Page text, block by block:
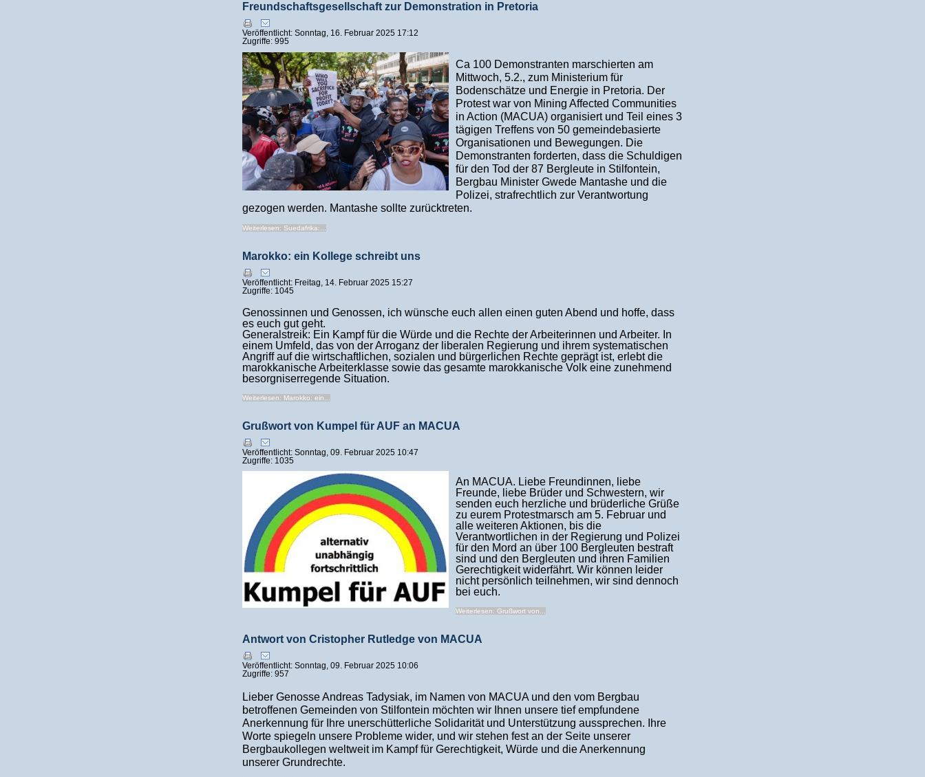
Freundschaftsgesellschaft zur Demonstration in Pretoria
Veröffentlicht: Sonntag, 16. Februar 2025 17:12
Zugriffe: 995
Ca 100 Demonstranten marschierten am
Mittwoch, 5.2., zum Ministerium für
Bodenschätze und Energie in Pretoria. Der
Protest war von Mining Affected Communities
in Action (MACUA) organisiert und Teil eines 3
tägigen Treffens von 50 gemeindebasierte
Organisationen und Bewegungen. Die
Demonstranten forderten, dass die Schuldigen
für den Tod der 87 Bergleute in Stilfontein,
Bergbau Minister Gwede Mantashe und die
Polizei, strafrechtlich zur Verantwortung
gezogen werden. Mantashe sollte zurücktreten.
Weiterlesen: Suedafrika:...
Marokko: ein Kollege schreibt uns
Veröffentlicht: Freitag, 14. Februar 2025 15:27
Zugriffe: 1045
Genossinnen und Genossen, ich wünsche euch allen einen guten Abend und hoffe, dass
es euch gut geht.
Generalstreik: Ein Kampf für die Würde und die Rechte der Arbeiterinnen und Arbeiter. In
einem Umfeld, das von der Arroganz der liberalen Regierung und ihrem systematischen
Angriff auf die wirtschaftlichen, sozialen und bürgerlichen Rechte geprägt ist, erlebt die
marokkanische Arbeiterklasse sowie das gesamte marokkanische Volk eine zunehmend
besorgniserregende Situation.
Weiterlesen: Marokko: ein...
Grußwort von Kumpel für AUF an MACUA
Veröffentlicht: Sonntag, 09. Februar 2025 10:47
Zugriffe: 1035
An MACUA. Liebe Freundinnen, liebe
Freunde, liebe Brüder und Schwestern, wir
senden euch herzliche und brüderliche Grüße
zu eurem Protestmarsch am 5. Februar und
alle weiteren Aktionen, bis die
Verantwortlichen in der Regierung und Polizei
für den Mord an über 100 Bergleuten bestraft
sind und den Bergleuten und ihren Familien
Gerechtigkeit widerfährt. Wir können leider
nicht persönlich teilnehmen, wir sind dennoch
bei euch.
Weiterlesen: Grußwort von...
Antwort von Cristopher Rutledge von MACUA
Veröffentlicht: Sonntag, 09. Februar 2025 10:06
Zugriffe: 957
Lieber Genosse Andreas Tadysiak, im Namen von MACUA und den vom Bergbau
betroffenen Gemeinden von Stilfontein möchten wir Ihnen unsere tief empfundene
Anerkennung für Ihre unerschütterliche Solidarität und Unterstützung aussprechen. Ihre
Worte spiegeln unsere Probleme wider, und wir stehen fest an der Seite unserer
Bergbaukollegen weltweit im Kampf für Gerechtigkeit, Würde und die Anerkennung
unserer Grundrechte.